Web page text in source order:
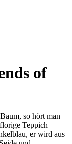
of
so hört man
Teppich
er wird aus